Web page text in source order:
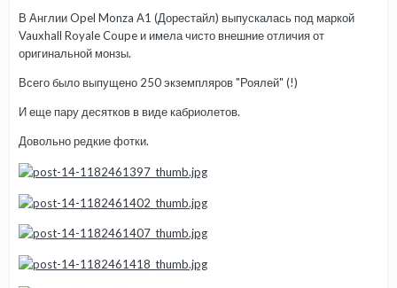
В Англии Opel Monza A1 (Дорестайл) выпускалась под маркой
Vauxhall Royale Coupe и имела чисто внешние отличия от
оригинальной монзы.
Всего было выпущено 250 экземпляров "Роялей" (!)
И еще пару десятков в виде кабриолетов.
Довольно редкие фотки.